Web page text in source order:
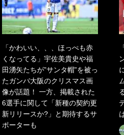
「かわいい、、、ほっぺも赤
くなってる」宇佐美貴史や福
田湧矢たちが”サンタ帽”を被っ
たガンバ大阪のクリスマス画
像が話題！ 一方、掲載された
6選手に関して「新種の契約更
新リリースか?」と期待するサ
ポーターも